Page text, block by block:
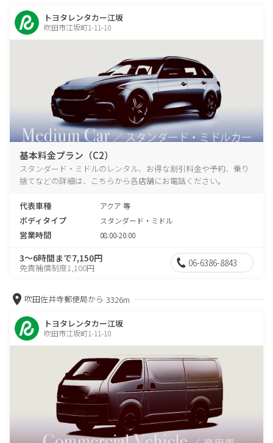
トヨタレンタカー江坂
吹田市江坂町1-11-10
基本料金プラン（C2）
スタンダード・ミドルのレンタル、お得な割引料金や予約、乗り
捨てなどの詳細は、こちらから各店舗にお電話ください。
代表車種 アクア 等
ボディタイプ スタンダード・ミドル
営業時間 08:00-20:00
3～6時間まで7,150円
免責補償制度1,100円 06-6386-8843
吹田佐井寺郵便局から 3326m
トヨタレンタカー江坂
吹田市江坂町1-11-10